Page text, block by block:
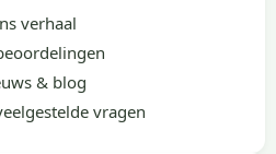
verhaal
& blog
vragen